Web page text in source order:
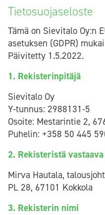
Tietosuojaseloste
Tämä on Sievitalo Oy:n
asetuksen (GDPR)
Päivitetty 1.5.2022.
1. Rekisterinpitäjä
Sievitalo Oy
Y-tunnus: 2988131-5
Osoite: Mestarintie 2,
Puhelin: +358 50 445
2. Rekisteristä
Mirva Hautala,
PL 28, 67101 Kokkola
3. Rekisterin nimi